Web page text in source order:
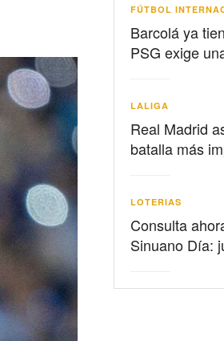
FÚTBOL
Barcolá ya
PSG exige
LALIGA
Real Madrid
batalla más
LOTERIAS
Consulta
Sinuano Día: